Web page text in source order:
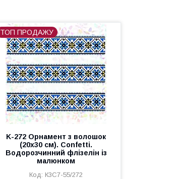
ТОП ПРОДАЖУ
K-272 Орнамент з волошок
(20х30 см). Confetti.
Водорозчинний флізелін із
малюнком
К3С7-55/272